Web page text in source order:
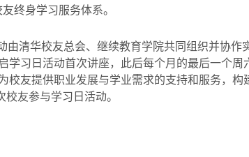
终身学习服务体系。
由清华校友总会、继续教育学院共同组织并协
学习日活动首次讲座，此后每个月的最后一个
校友提供职业发展与学业需求的支持和服务，
校友参与学习日活动。